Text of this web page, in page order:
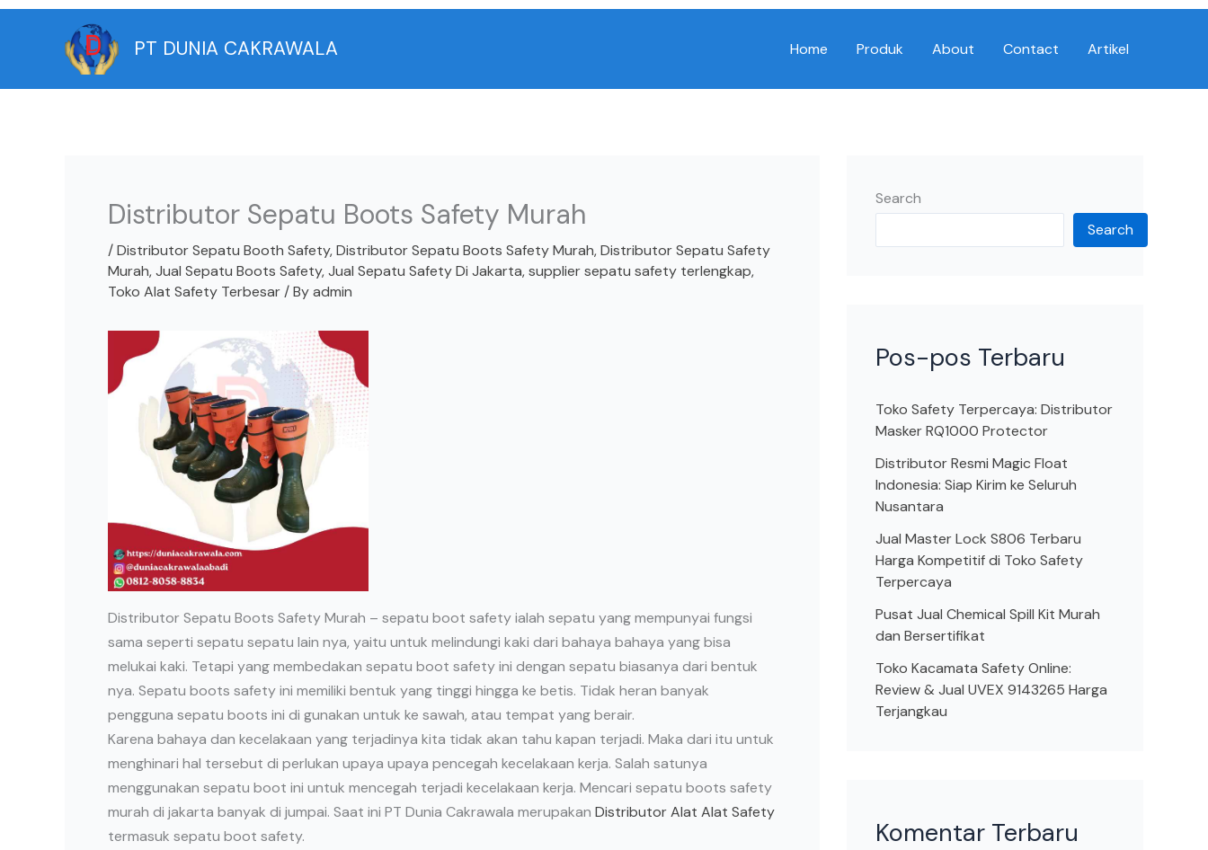
Skip
PT DUNIA CAKRAWALA Home Produk About Contact Artikel
Distributor Sepatu Boots Safety Murah
/Distributor Sepatu Booth Safety,Distributor Sepatu Boots Safety Murah,Distributor Sepatu Safety
Murah,Jual Sepatu Boots Safety,Jual Sepatu Safety Di Jakarta,supplier sepatu safety terlengkap,
Toko Alat Safety Terbesar / Byadmin
Distributor Sepatu Boots Safety Murah – sepatu boot safety ialah sepatu yang mempunyai fungsi
sama seperti sepatu sepatu lain nya, yaitu untuk melindungi kaki dari bahaya bahaya yang bisa
melukai kaki. Tetapi yang membedakan sepatu boot safety ini dengan sepatu biasanya dari bentuk
nya. Sepatu boots safety ini memiliki bentuk yang tinggi hingga ke betis. Tidak heran banyak
pengguna sepatu boots ini di gunakan untuk ke sawah, atau tempat yang berair.
Karena bahaya dan kecelakaan yang terjadinya kita tidak akan tahu kapan terjadi. Maka dari itu untuk
menghinari hal tersebut di perlukan upaya upaya pencegah kecelakaan kerja. Salah satunya
menggunakan sepatu boot ini untuk mencegah terjadi kecelakaan kerja. Mencari sepatu boots safety
murah di jakarta banyak di jumpai. Saat ini PT Dunia Cakrawala merupakan Distributor Alat Alat Safety
termasuk sepatu boot safety.
Search
Search
Pos-pos Terbaru
Toko Safety Terpercaya: Distributor
Masker RQ1000 Protector
Distributor Resmi Magic Float
Indonesia: Siap Kirim ke Seluruh
Nusantara
Jual Master Lock S806 Terbaru
Harga Kompetitif di Toko Safety
Terpercaya
Pusat Jual Chemical Spill Kit Murah
dan Bersertifikat
Toko Kacamata Safety Online:
Review & Jual UVEX 9143265 Harga
Terjangkau
Komentar Terbaru